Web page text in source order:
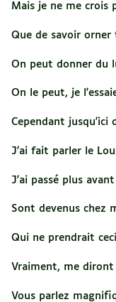
Mais je ne me crois
Que de savoir
On peut donner du
On le peut, je
Cependant jusqu'ici
J'ai fait parler le
J'ai passé plus
Sont devenus chez
Qui ne prendrait
Vraiment, me diront
Vous parlez